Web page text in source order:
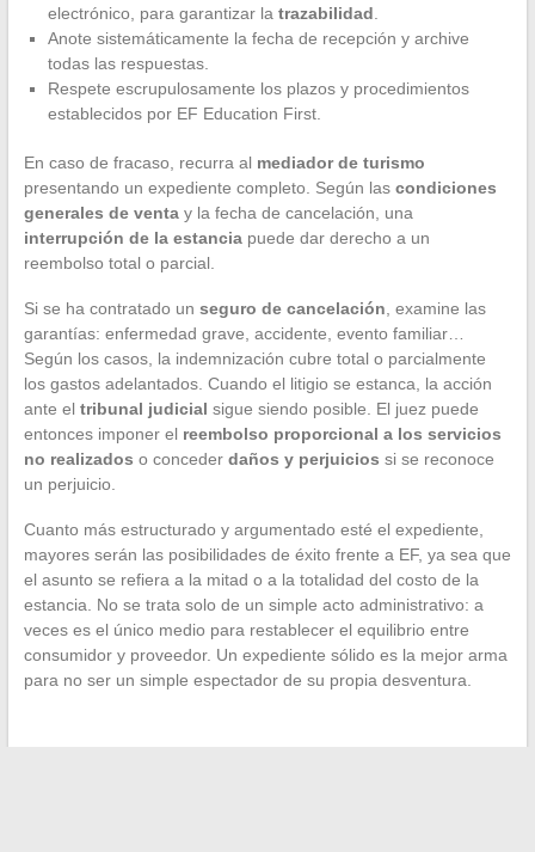
electrónico, para garantizar la trazabilidad
Anote sistemáticamente la fecha de recepción y archive
todas las respuestas.
Respete escrupulosamente los plazos y procedimientos
establecidos por EF Education First.
En caso de fracaso, recurra al mediador de turismo
presentando un expediente completo. Según las condiciones
generales de ventay la fecha de cancelación, una
interrupción de la estanciapuede dar derecho a un
reembolso total o parcial.
Si se ha contratado un seguro de cancelación , examine las
garantías: enfermedad grave, accidente, evento familiar…
Según los casos, la indemnización cubre total o parcialmente
los gastos adelantados. Cuando el litigio se estanca, la acción
ante el tribunal judicial sigue siendo posible. El juez puede
entonces imponer el reembolso proporcional a los servicios
no realizados o conceder daños y perjuicios si se reconoce
un perjuicio.
Cuanto más estructurado y argumentado esté el expediente,
mayores serán las posibilidades de éxito frente a EF, ya sea que
el asunto se refiera a la mitad o a la totalidad del costo de la
estancia. No se trata solo de un simple acto administrativo: a
veces es el único medio para restablecer el equilibrio entre
consumidor y proveedor. Un expediente sólido es la mejor arma
para no ser un simple espectador de su propia desventura.